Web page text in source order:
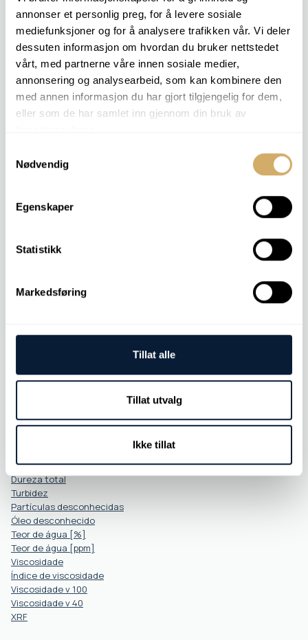
annonser et personlig preg, for å levere sosiale
mediefunksjoner og for å analysere trafikken vår. Vi deler
dessuten informasjon om hvordan du bruker nettstedet
vårt, med partnerne våre innen sosiale medier,
annonsering og analysearbeid, som kan kombinere den
med annen informasjon du har gjort tilgjengelig for dem,
eller som de har samlet inn gjennom din bruk av
Nødvendig
Egenskaper
Statistikk
Markedsføring
Tillat alle
Tillat utvalg
Ikke tillat
Ester
Ponto de inflamação (vaso aberto)
Ponto de inflamação (vaso fechado)
Tendência para a formação de espuma I - III
ponto de congelação
FT-IR
Medição de impacto
Cloretos
Microscopia
Nitrito
Óleo na água
Contagem de partículas
Teste da tira de prata
Teor de enxofre
Densidade
Dureza total
Turbidez
Partículas desconhecidas
Óleo desconhecido
Teor de água [%]
Teor de água [ppm]
Viscosidade
Índice de viscosidade
Viscosidade v 100
Viscosidade v 40
XRF